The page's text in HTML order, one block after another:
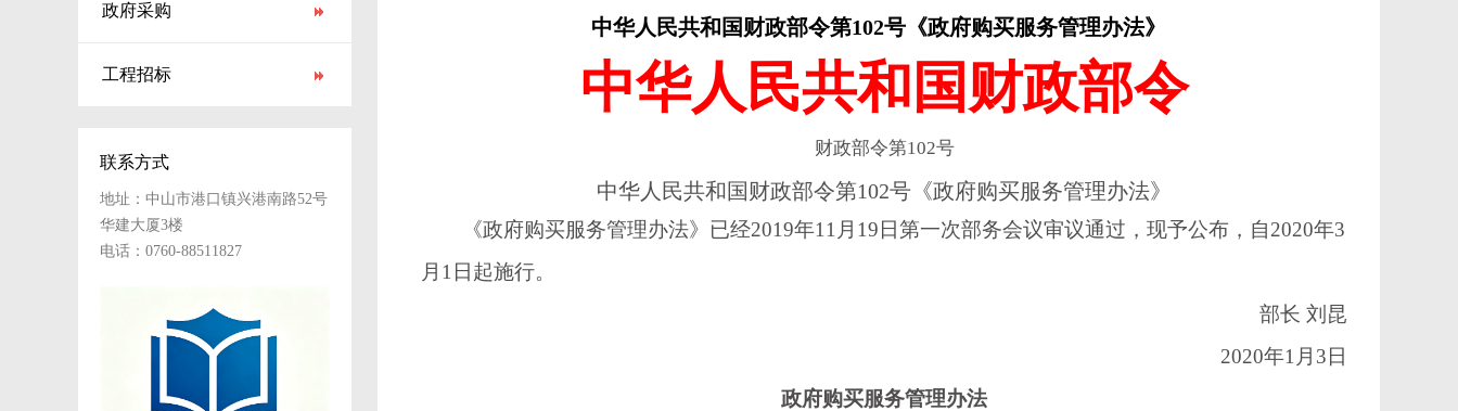
政府采购
工程招标
联系方式
地址：中山市港口镇兴港南路52号
华建大厦3楼
电话：0760-88511827
中华人民共和国财政部令第102号《政府购买服务管理办法》
中华人民共和国财政部令
财政部令第102号
中华人民共和国财政部令第102号《政府购买服务管理办法》
《政府购买服务管理办法》已经2019年11月19日第一次部务会议审议通过，现予公布，自2020年3
月1日起施行。
部长 刘昆
2020年1月3日
政府购买服务管理办法